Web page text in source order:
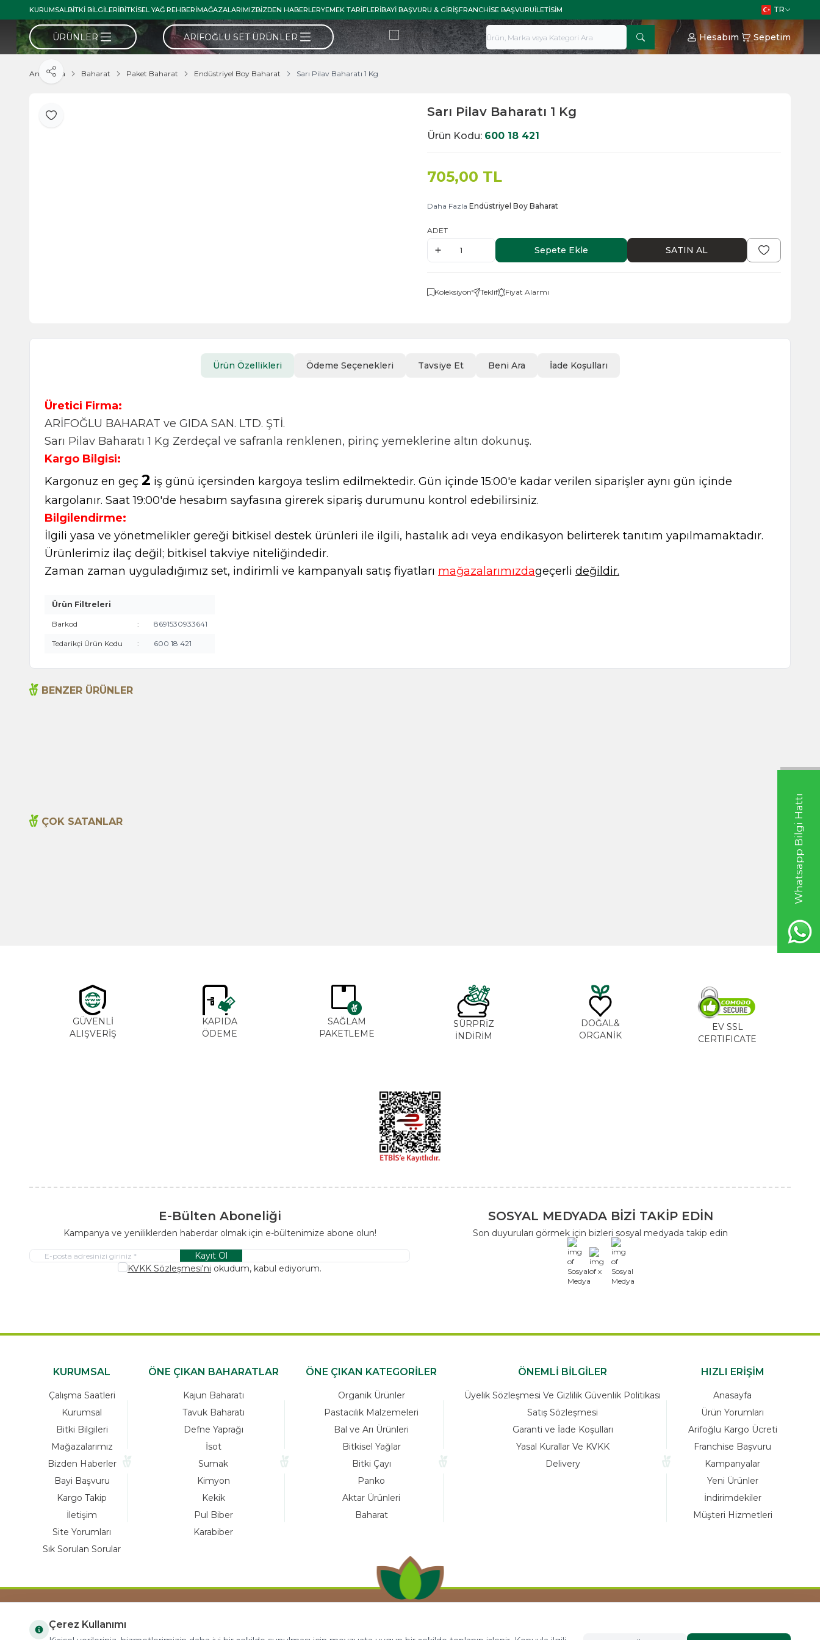
Whatsapp Bilgi Hattı
KURUMSALBITKI BILGILERIBITKISEL YAĞ REHBERIMAĞAZALARIMIZBIZDEN HABERLERYEMEK TARIFLERIBAYI BAŞVURU & GIRIŞFRANCHISE BAŞVURUİLETISIM TR
ÜRÜNLER ARIFOĞLU SET ÜRÜNLER Hesabım Sepetim
Ana Sayfa Baharat Paket Baharat Endüstriyel Boy Baharat Sarı Pilav Baharatı 1 Kg
Favoriye Ekle
Paylaş
Sarı Pilav Baharatı 1 Kg
Ürün Kodu: 600 18 421
705,00 TL
Daha Fazla Endüstriyel Boy Baharat
ADET
Sepete Ekle SATIN AL
Koleksiyon Teklif Fiyat Alarmı
Ürün Özellikleri Ödeme Seçenekleri Tavsiye Et Beni Ara İade Koşulları
Üretici Firma:
ARİFOĞLU BAHARAT ve GIDA SAN. LTD. ŞTİ.
Sarı Pilav Baharatı 1 Kg Zerdeçal ve safranla renklenen, pirinç yemeklerine altın dokunuş.
Kargo Bilgisi:
Kargonuz en geç 2 iş günü içersinden kargoya teslim edilmektedir. Gün içinde 15:00'e kadar verilen siparişler aynı gün içinde
kargolanır. Saat 19:00'de hesabım sayfasına girerek sipariş durumunu kontrol edebilirsiniz.
Bilgilendirme:
İlgili yasa ve yönetmelikler gereği bitkisel destek ürünleri ile ilgili, hastalık adı veya endikasyon belirterek tanıtım yapılmamaktadır.
Ürünlerimiz ilaç değil; bitkisel takviye niteliğindedir.
Zaman zaman uyguladığımız set, indirimli ve kampanyalı satış fiyatları mağazalarımızdageçerli değildir.
Ürün Filtreleri
Barkod : 8691530933641
Tedarikçi Ürün Kodu : 600 18 421
BENZER ÜRÜNLER
ÇOK SATANLAR
GÜVENLİ
ALIŞVERİŞ
KAPIDA
ÖDEME
SAĞLAM
PAKETLEME
SÜRPRİZ
İNDİRİM
DOĞAL&
ORGANİK
EV SSL
CERTIFICATE
E-Bülten Aboneliği
Kampanya ve yeniliklerden haberdar olmak için e-bültenimize abone olun!
Kayıt Ol
KVKK Sözleşmesi'ni okudum, kabul ediyorum.
SOSYAL MEDYADA BİZİ TAKİP EDİN
Son duyuruları görmek için bizleri sosyal medyada takip edin
x
KURUMSAL
Çalışma Saatleri
Kurumsal
Bitki Bilgileri
Mağazalarımız
Bizden Haberler
Bayi Başvuru
Kargo Takip
İletişim
Site Yorumları
Sık Sorulan Sorular
ÖNE ÇIKAN BAHARATLAR
Kajun Baharatı
Tavuk Baharatı
Defne Yaprağı
İsot
Sumak
Kimyon
Kekik
Pul Biber
Karabiber
ÖNE ÇIKAN KATEGORİLER
Organik Ürünler
Pastacılık Malzemeleri
Bal ve Arı Ürünleri
Bitkisel Yağlar
Bitki Çayı
Panko
Aktar Ürünleri
Baharat
ÖNEMLİ BİLGİLER
Üyelik Sözleşmesi Ve Gizlilik Güvenlik Politikası
Satış Sözleşmesi
Garanti ve İade Koşulları
Yasal Kurallar Ve KVKK
Delivery
HIZLI ERİŞİM
Anasayfa
Ürün Yorumları
Arifoğlu Kargo Ücreti
Franchise Başvuru
Kampanyalar
Yeni Ürünler
İndirimdekiler
Müşteri Hizmetleri
COPYRIGHT © 2023 arifoglu.com ALL RIGHTS
Çerez Kullanımı